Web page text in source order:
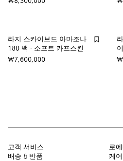
라지 스카이브드 아마조나
180 백 - 소프트 카프스킨
₩7,600,000
고객 서비스
배송 & 반품
로
케